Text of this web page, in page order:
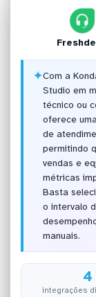
✦Com a
Studio em
técnico ou
oferece
de
permitindo
vendas e
métricas
Basta
o intervalo
manuais.
4
integrações